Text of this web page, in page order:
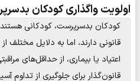
اولویت واگذاری کودکان
کودکان بدسرپرست، کودکانی
قانونی دارند، اما به دلایل
اعتیاد یا بیماری، از حداقل‌های
قانون‌گذار برای جلوگیری از تداوم